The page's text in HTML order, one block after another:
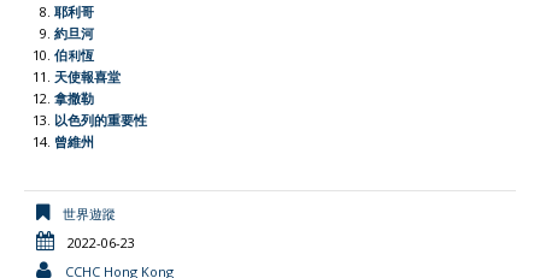
耶利哥
約旦河
伯利恆
天使報喜堂
拿撒勒
以色列的重要性
曾維州
世界遊蹤
2022-06-23
CCHC Hong Kong